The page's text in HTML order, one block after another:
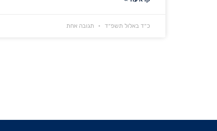
כ״ד באלול תשפ״ד תגובה אחת